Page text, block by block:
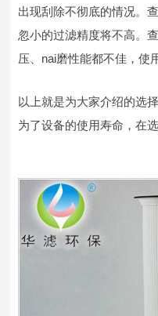
出现刮除不彻底的情况。
忽小的过滤精度将不高。
压、nai磨性能都不佳，使
以上就是为大家介绍的选
为了设备的使用寿命，在